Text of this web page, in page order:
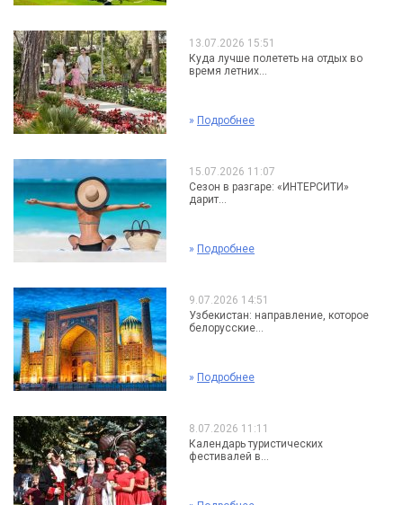
13.07.2026 15:51
Куда лучше полететь на отдых во
время летних...
» Подробнее
15.07.2026 11:07
Сезон в разгаре: «ИНТЕРСИТИ»
дарит...
» Подробнее
9.07.2026 14:51
Узбекистан: направление, которое
белорусские...
» Подробнее
8.07.2026 11:11
Календарь туристических
фестивалей в...